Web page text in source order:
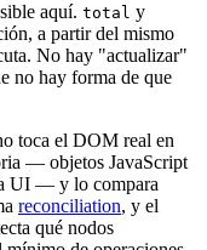
aquí. total y
a partir del mismo
No hay "actualizar"
no hay forma de que
toca el DOM real en
— objetos JavaScript
UI — y lo compara
reconciliation, y el
qué nodos